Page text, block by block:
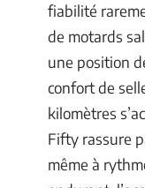
fiabilité
de motards
une position
confort de
kilomètres
Fifty rassure
même à